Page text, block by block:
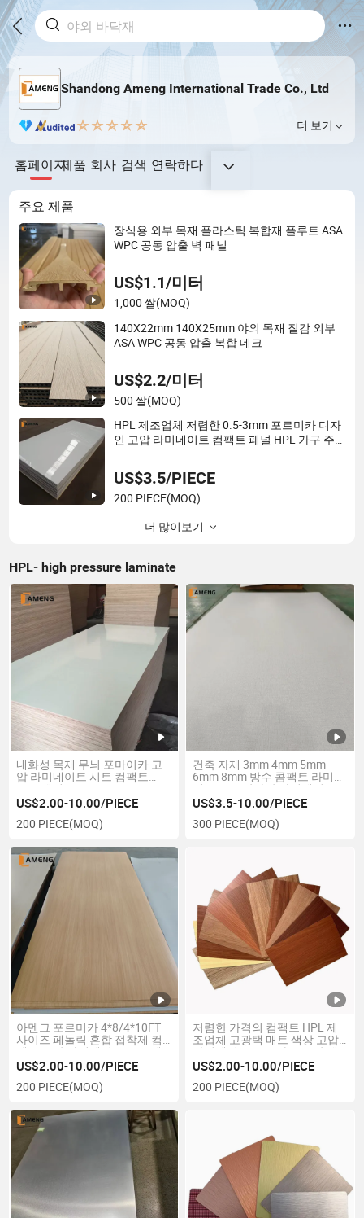
Shandong Ameng International Trade Co., Ltd
더 보기
홈페이지제품 회사 검색 연락하다
주요 제품
장식용 외부 목재 플라스틱 복합재 플루트 ASA
WPC 공동 압출 벽 패널
US$1.1/미터
1,000 쌀(MOQ)
140X22mm 140X25mm 야외 목재 질감 외부
ASA WPC 공동 압출 복합 데크
US$2.2/미터
500 쌀(MOQ)
HPL 제조업체 저렴한 0.5-3mm 포르미카 디자
인 고압 라미네이트 컴팩트 패널 HPL 가구 주
US$3.5/PIECE
200 PIECE(MOQ)
더 많이보기
HPL- high pressure laminate
내화성 목재 무늬 포마이카 고
압 라미네이트 시트 컴팩트
HPL 패널
US$2.00-10.00/PIECE
200 PIECE(MOQ)
건축 자재 3mm 4mm 5mm
6mm 8mm 방수 콤팩트 라미네
이트 HPL 방화판 라미네이트
시트 HPL 가구 주방 욕실용
US$3.5-10.00/PIECE
300 PIECE(MOQ)
아멘그 포르미카 4*8/4*10FT
사이즈 페놀릭 혼합 접착제 컴
팩트 고압 라미네이트 HPL 패
널 실내 가구에 사용됨
US$2.00-10.00/PIECE
200 PIECE(MOQ)
저렴한 가격의 컴팩트 HPL 제
조업체 고광택 매트 색상 고압
라미네이트 HPL 가구 주방 캐
비닛 장식 재료
US$2.00-10.00/PIECE
200 PIECE(MOQ)